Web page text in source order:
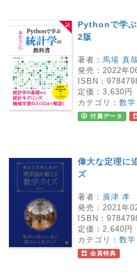
Pythonで学ぶ
2版
著者： 馬場 真
発売： 2022年
ISBN：
定価： 3,630円
カテゴリ： 数
付属データ
偉大な定理に
ズ
著者： 廣津 孝
発売： 2021年
ISBN：
定価： 2,640円
カテゴリ： 数
会員特典